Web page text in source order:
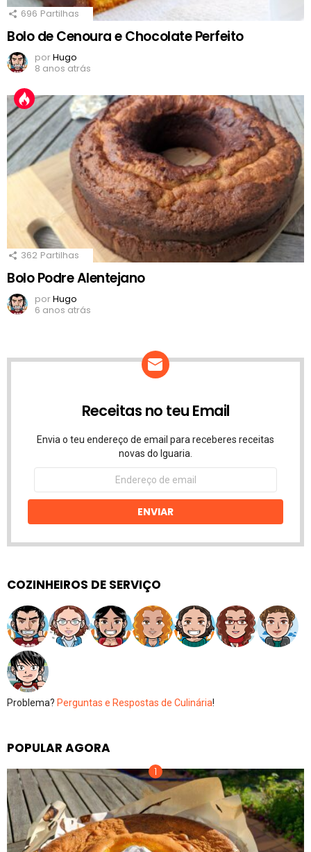
696 Partilhas
Bolo de Cenoura e Chocolate Perfeito
porHugo
8 anos atrás
362 Partilhas
Bolo Podre Alentejano
porHugo
6 anos atrás
Receitas no teu Email
Envia o teu endereço de email para receberes receitas
novas do Iguaria.
Endereço
email
ENVIAR
COZINHEIROS DE SERVIÇO
Problema? Perguntas e Respostas de Culinária!
POPULAR AGORA